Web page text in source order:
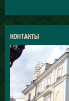
КОНТАКТЫ